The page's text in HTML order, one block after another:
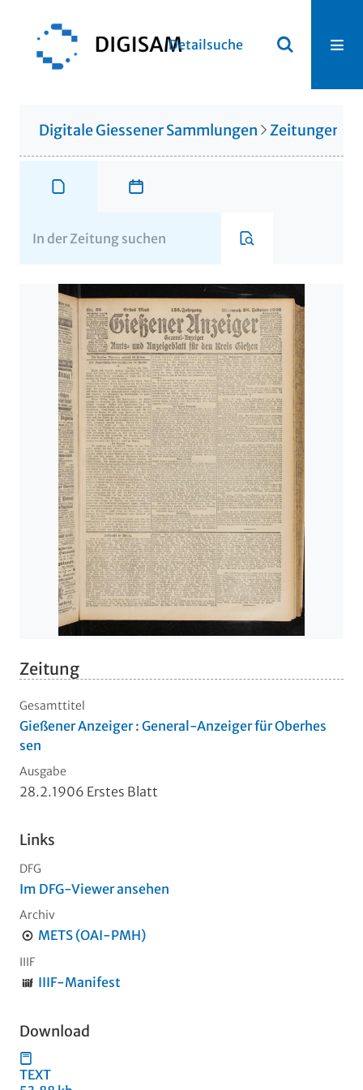
Detailsuche
Digitale Giessener Sammlungen Zeitungen
Zeitung
Gesamttitel
Gießener Anzeiger : General-Anzeiger für Oberhes
sen
Ausgabe
28.2.1906 Erstes Blatt
Links
DFG
Im DFG-Viewer ansehen
Archiv
METS (OAI-PMH)
IIIF
IIIF-Manifest
Download
TEXT